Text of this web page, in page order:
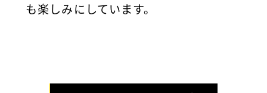
も楽しみにしています。